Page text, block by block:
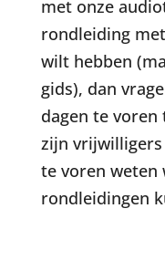
met onze
rondleiding
wilt hebben
gids), dan
dagen te voren
zijn
te voren weten
rondleidingen